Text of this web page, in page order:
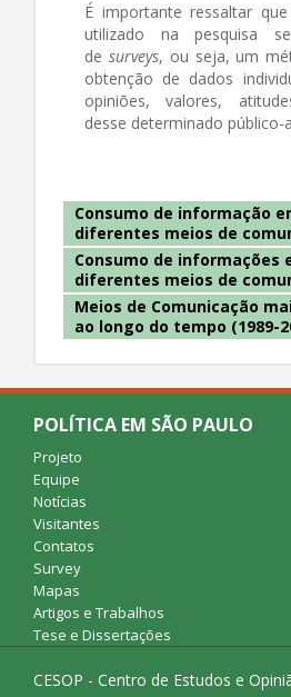
É importante ressaltar
utilizado na pesquisa
de surveys, ou seja, um
obtenção de dados
opiniões, valores,
desse determinado público-
Consumo de informação
diferentes meios de
ESEB (2014/2018/2022)
Consumo de informações
diferentes meios de
impacto sobre o voto
Meios de Comunicação
ao longo do tempo (1989-
POLÍTICA EM SÃO PAULO
Projeto
Equipe
Notícias
Visitantes
Contatos
Survey
Mapas
Artigos e Trabalhos
Tese e Dissertações
CESOP - Centro de Estudos e